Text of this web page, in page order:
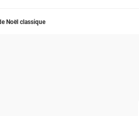
Noël classique